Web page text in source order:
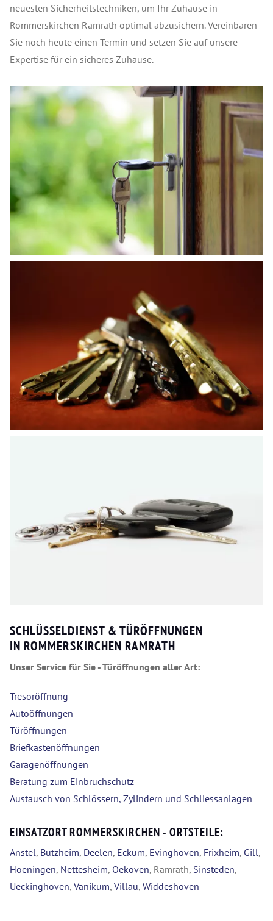
neuesten Sicherheitstechniken, um Ihr Zuhause in
Rommerskirchen Ramrath optimal abzusichern. Vereinbaren
Sie noch heute einen Termin und setzen Sie auf unsere
Expertise für ein sicheres Zuhause.
SCHLÜSSELDIENST & TÜRÖFFNUNGEN
IN ROMMERSKIRCHEN RAMRATH
Unser Service für Sie - Türöffnungen aller Art:
Tresoröffnung
Autoöffnungen
Türöffnungen
Briefkastenöffnungen
Garagenöffnungen
Beratung zum Einbruchschutz
Austausch von Schlössern, Zylindern und Schliessanlagen
EINSATZORT ROMMERSKIRCHEN - ORTSTEILE:
Anstel, Butzheim, Deelen, Eckum, Evinghoven, Frixheim, Gill,
Hoeningen, Nettesheim, Oekoven, Ramrath, Sinsteden,
Ueckinghoven, Vanikum, Villau, Widdeshoven